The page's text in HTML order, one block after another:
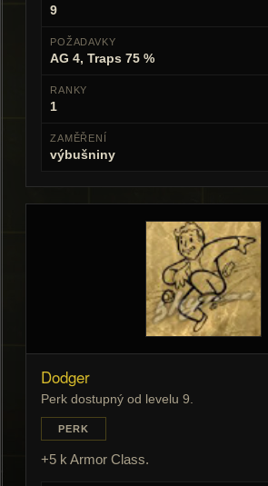
9
POŽADAVKY
AG 4, Traps 75 %
RANKY
1
ZAMĚŘENÍ
výbušniny
Dodger
Perk dostupný od levelu 9.
PERK
+5 k Armor Class.